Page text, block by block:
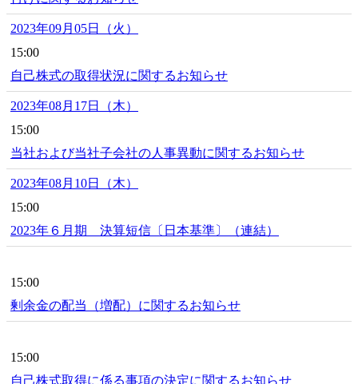
2023年09月05日（火）
15:00
自己株式の取得状況に関するお知らせ
2023年08月17日（木）
15:00
当社および当社子会社の人事異動に関するお知らせ
2023年08月10日（木）
15:00
2023年６月期 決算短信〔日本基準〕（連結）
15:00
剰余金の配当（増配）に関するお知らせ
15:00
自己株式取得に係る事項の決定に関するお知らせ